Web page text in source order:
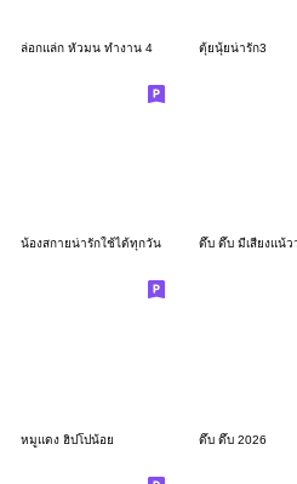
ล่อกแล่ก หัวมน ทำงาน 4 ตุ้ยนุ้ยน่ารัก3
น้องสกายน่ารักใช้ได้ทุกวัน
หมูแดง ฮิปโปน้อย ดึ๊บ ดึ๊บ 2026